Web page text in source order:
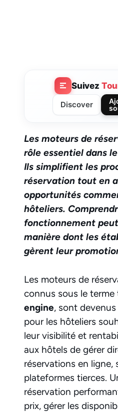
Suivez
Discover
Les moteurs de
rôle essentiel dans
Ils simplifient les
réservation tout en
opportunités
hôteliers.
fonctionnement
manière dont les
gèrent leur
Les moteurs de
connus sous le
engine, sont
pour les hôteliers
leur visibilité et
aux hôtels de gérer
réservations en ligne,
plateformes tierces.
réservation
prix, gérer les